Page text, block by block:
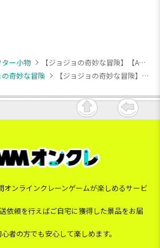
ー小物
【ジョジョの奇妙な冒険】【A東方仗助】ジョジョの奇妙な冒険 ダイヤモンドは砕けない ちびぐるみ
の奇妙な冒険 【ジョジョの奇妙な冒険】【A東方仗助】ジョジョの奇妙な冒険 ダイヤモンドは砕けない ちびぐるみ
オンラインクレーンゲームが楽しめるサービ
依頼を行えばご自宅に獲得した景品をお届
者の方でも安心して楽しめます。